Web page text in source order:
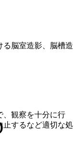
脳室造影、脳槽造
、観察を十分に行
止するなど適切な処